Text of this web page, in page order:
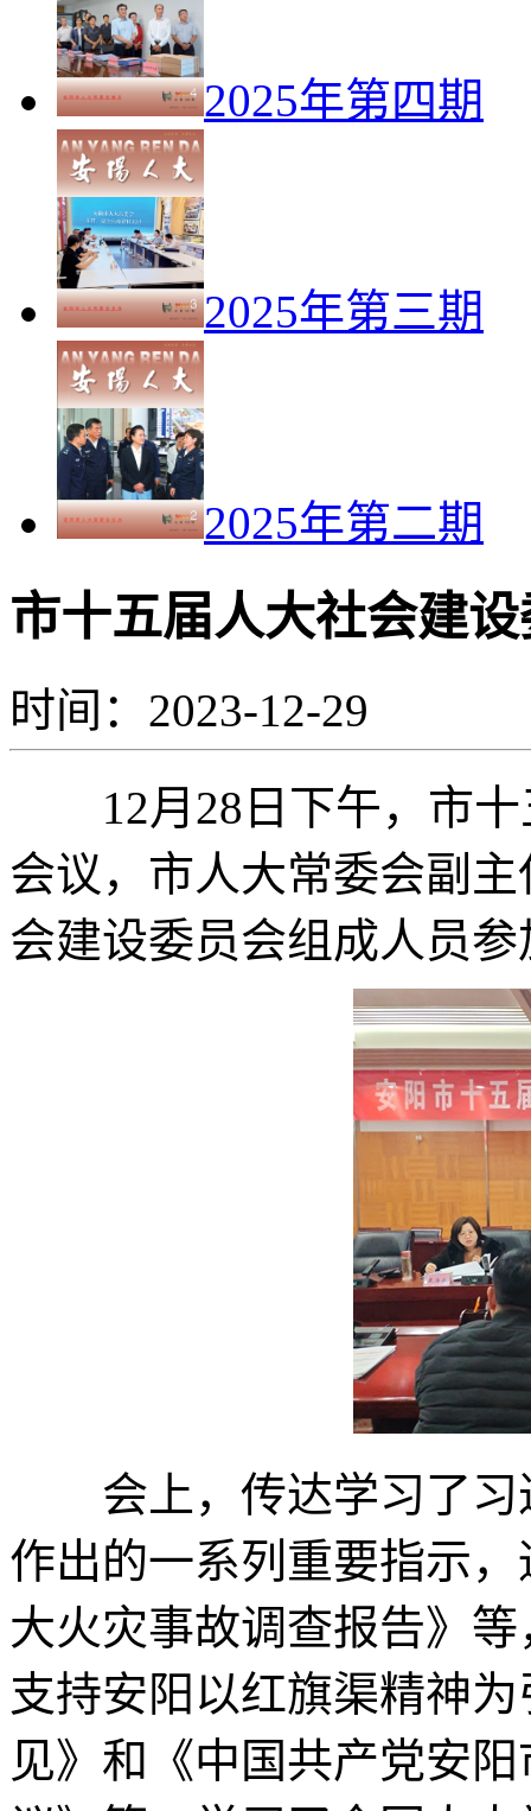
2025年第四期
2025年第三期
2025年第二期
市十五届人大社会建
时间：2023-12-29
12月28日下午，市十
会议，市人大常委会副
会建设委员会组成人员
会上，传达学习了习
作出的一系列重要指示，
大火灾事故调查报告》
支持安阳以红旗渠精神
见》和《中国共产党安